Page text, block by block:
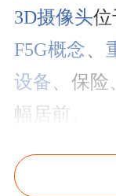
3D摄像头位
F5G概念、
设备、保险
幅居前。